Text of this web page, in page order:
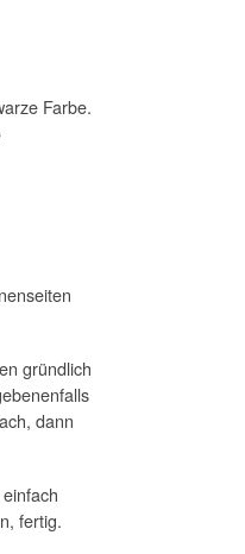
Farbe.
gründlich
dann
fertig.